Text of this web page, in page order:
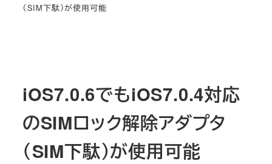
（SIM下駄）が使用可能
iOS7.0.6でもiOS7.0.4対応
のSIMロック解除アダプタ
（SIM下駄）が使用可能